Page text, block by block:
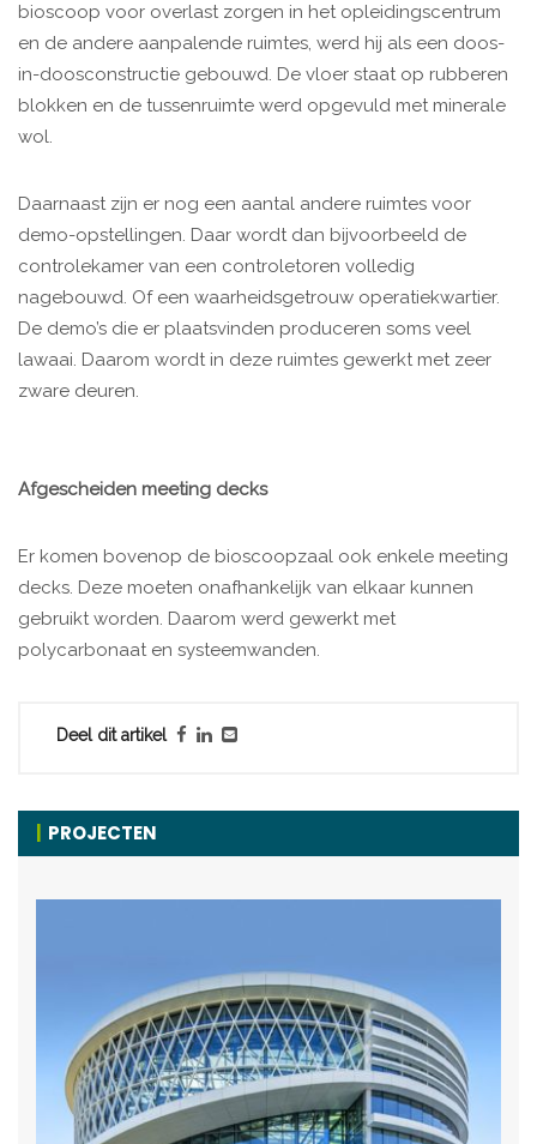
bioscoop voor overlast zorgen in het opleidingscentrum
en de andere aanpalende ruimtes, werd hij als een doos-
in-doosconstructie gebouwd. De vloer staat op rubberen
blokken en de tussenruimte werd opgevuld met minerale
wol.
Daarnaast zijn er nog een aantal andere ruimtes voor
demo-opstellingen. Daar wordt dan bijvoorbeeld de
controlekamer van een controletoren volledig
nagebouwd. Of een waarheidsgetrouw operatiekwartier.
De demo’s die er plaatsvinden produceren soms veel
lawaai. Daarom wordt in deze ruimtes gewerkt met zeer
zware deuren.
Afgescheiden meeting decks
Er komen bovenop de bioscoopzaal ook enkele meeting
decks. Deze moeten onafhankelijk van elkaar kunnen
gebruikt worden. Daarom werd gewerkt met
polycarbonaat en systeemwanden.
Deel dit artikel
PROJECTEN